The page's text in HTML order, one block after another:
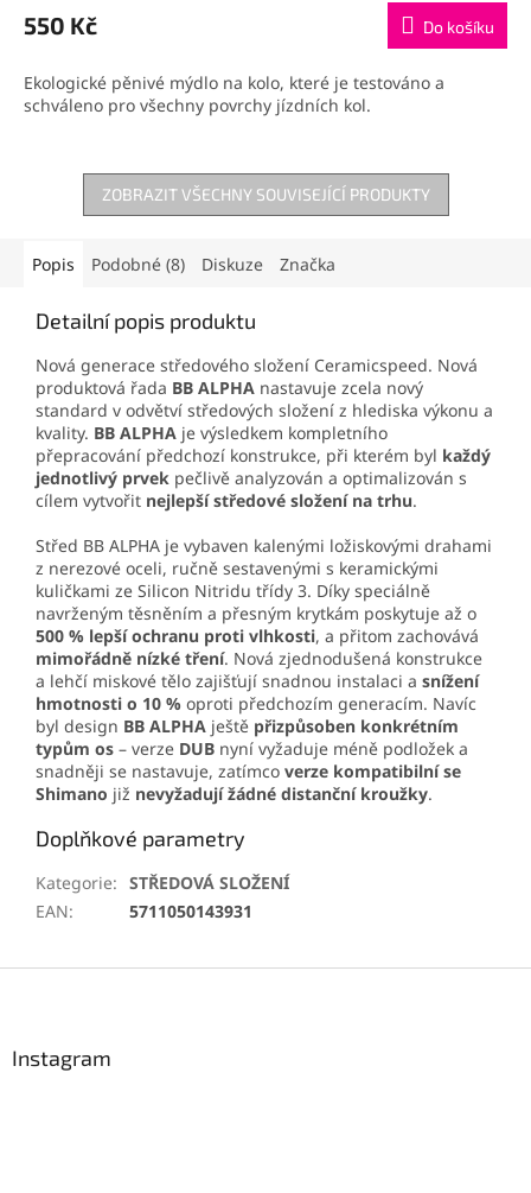
550 Kč Do košíku
Ekologické pěnivé mýdlo na kolo, které je testováno a
schváleno pro všechny povrchy jízdních kol.
ZOBRAZIT VŠECHNY SOUVISEJÍCÍ PRODUKTY
Popis Podobné (8) Diskuze Značka
Detailní popis produktu
Nová generace středového složení Ceramicspeed. Nová
produktová řada BB ALPHA nastavuje zcela nový
standard v odvětví středových složení z hlediska výkonu a
kvality. BB ALPHA je výsledkem kompletního
přepracování předchozí konstrukce, při kterém byl každý
jednotlivý prvek pečlivě analyzován a optimalizován s
cílem vytvořit nejlepší středové složení na trhu.
Střed BB ALPHA je vybaven kalenými ložiskovými drahami
z nerezové oceli, ručně sestavenými s keramickými
kuličkami ze Silicon Nitridu třídy 3. Díky speciálně
navrženým těsněním a přesným krytkám poskytuje až o
500 % lepší ochranu proti vlhkosti, a přitom zachovává
mimořádně nízké tření. Nová zjednodušená konstrukce
a lehčí miskové tělo zajišťují snadnou instalaci a snížení
hmotnosti o 10 % oproti předchozím generacím. Navíc
byl design BB ALPHA ještě přizpůsoben konkrétním
typům os – verze DUB nyní vyžaduje méně podložek a
snadněji se nastavuje, zatímco verze kompatibilní se
Shimano již nevyžadují žádné distanční kroužky.
Doplňkové parametry
Kategorie: STŘEDOVÁ SLOŽENÍ
EAN: 5711050143931
Instagram